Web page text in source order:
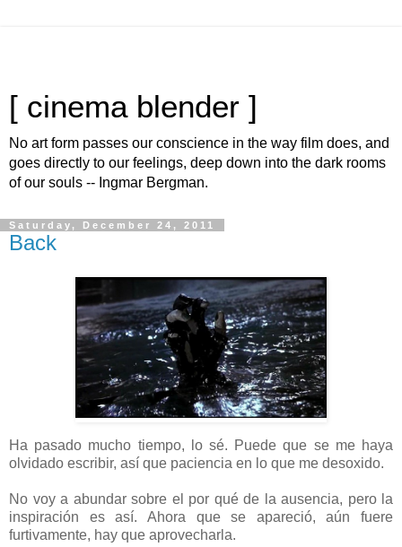
[ cinema blender ]
No art form passes our conscience in the way film does, and
goes directly to our feelings, deep down into the dark rooms
of our souls -- Ingmar Bergman.
Saturday, December 24, 2011
Back
Ha pasado mucho tiempo, lo sé. Puede que se me haya
olvidado escribir, así que paciencia en lo que me desoxido.
No voy a abundar sobre el por qué de la ausencia, pero la
inspiración es así. Ahora que se apareció, aún fuere
furtivamente, hay que aprovecharla.